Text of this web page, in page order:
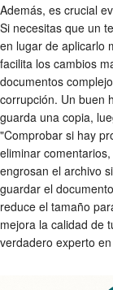
Además, es crucial
Si necesitas que un
en lugar de aplicarlo
facilita los cambios
documentos
corrupción. Un buen
guarda una copia,
"Comprobar si hay
eliminar
engrosan el archivo
guardar el
reduce el tamaño
mejora la calidad de
verdadero experto